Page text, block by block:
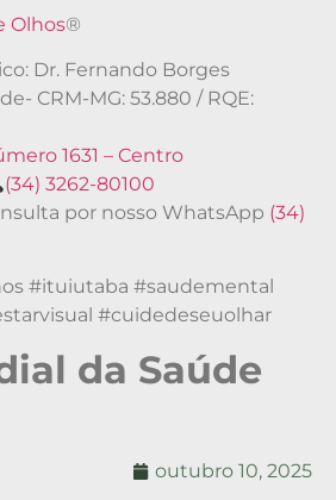
Olhos®
Dr. Fernando Borges
CRM-MG: 53.880 / RQE:
1631 – Centro
(34) 3262-80100
por nosso WhatsApp (34)
#ituiutaba #saudemental
#cuidedeseuolhar
da Saúde
outubro 10, 2025